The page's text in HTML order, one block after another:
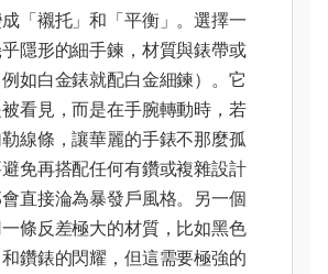
「襯托」和「平衡」。選擇一
隱形的細手鍊，材質與錶帶或
如白金錶就配白金細鍊）。它
看見，而是在手腕轉動時，若
線條，讓華麗的手錶不那麼孤
免再搭配任何有鑽或複雜設計
直接淪為暴發戶風格。另一個
條反差極大的材質，比如黑色
鑽錶的閃耀，但這需要極強的